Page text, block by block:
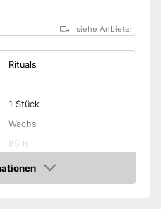
siehe Anbieter
Rituals
1 Stück
Wachs
85 h
290 g
siehe Anbieter